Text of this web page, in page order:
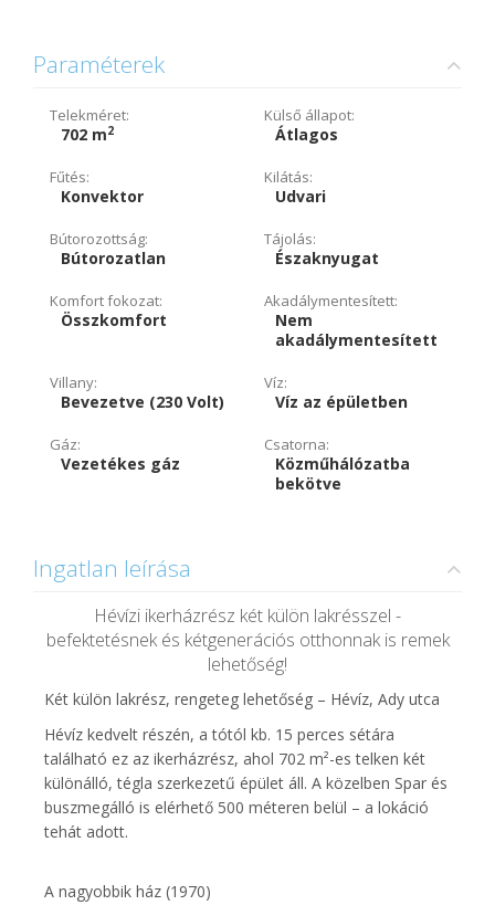
Paraméterek
Telekméret:
702 m2
Külső állapot:
Átlagos
Fűtés:
Konvektor
Kilátás:
Udvari
Bútorozottság:
Bútorozatlan
Tájolás:
Északnyugat
Komfort fokozat:
Összkomfort
Akadálymentesített:
Nem
akadálymentesített
Villany:
Bevezetve (230 Volt)
Víz:
Víz az épületben
Gáz:
Vezetékes gáz
Csatorna:
Közműhálózatba
bekötve
Ingatlan leírása
Hévízi ikerházrész két külön lakrésszel -
befektetésnek és kétgenerációs otthonnak is remek
lehetőség!
Két külön lakrész, rengeteg lehetőség – Hévíz, Ady utca
Hévíz kedvelt részén, a tótól kb. 15 perces sétára
található ez az ikerházrész, ahol 702 m²-es telken két
különálló, tégla szerkezetű épület áll. A közelben Spar és
buszmegálló is elérhető 500 méteren belül – a lokáció
tehát adott.
A nagyobbik ház (1970)